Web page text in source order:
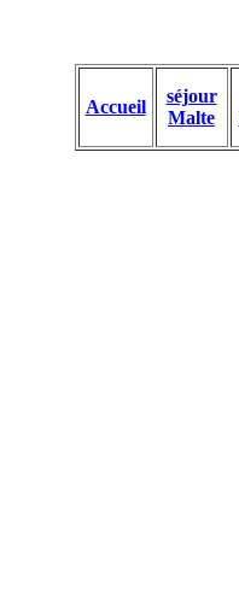
Accueil
séjour
Malte